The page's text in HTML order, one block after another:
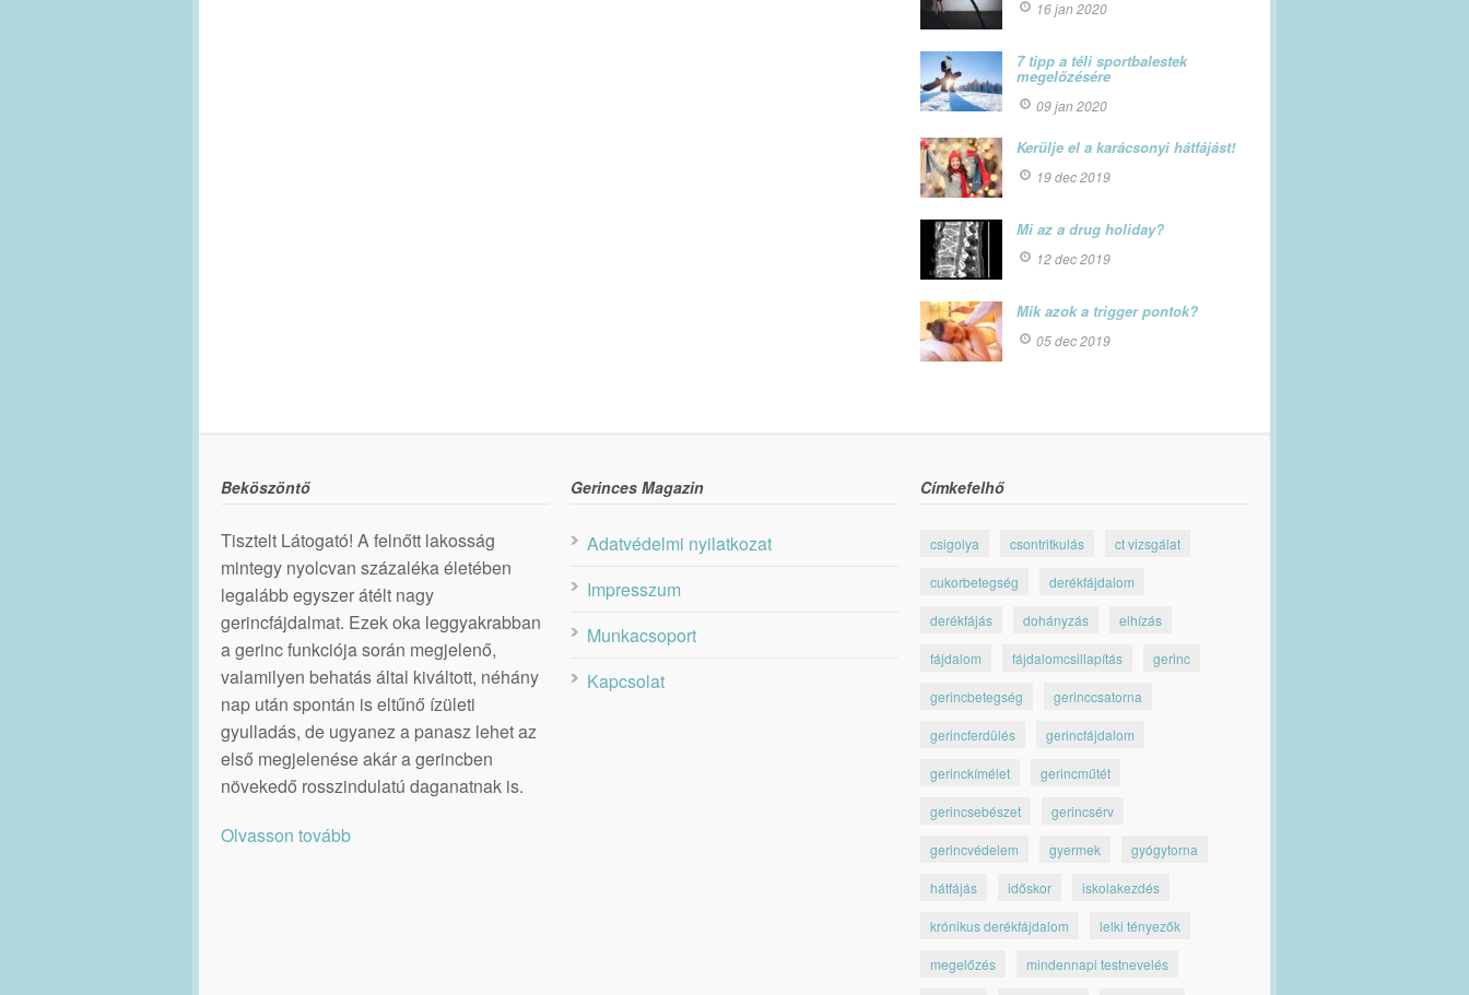
16 jan 2020
7 tipp a téli sportbalestek
megelőzésére
09 jan 2020
Kerülje el a karácsonyi hátfájást!
19 dec 2019
Mi az a drug holiday?
12 dec 2019
Mik azok a trigger pontok?
05 dec 2019
Beköszöntő
Tisztelt Látogató! A felnőtt lakosság
mintegy nyolcvan százaléka életében
legalább egyszer átélt nagy
gerincfájdalmat. Ezek oka leggyakrabban
a gerinc funkciója során megjelenő,
valamilyen behatás által kiváltott, néhány
nap után spontán is eltűnő ízületi
gyulladás, de ugyanez a panasz lehet az
első megjelenése akár a gerincben
növekedő rosszindulatú daganatnak is.
Olvasson tovább
Gerinces Magazin
Adatvédelmi nyilatkozat
Impresszum
Munkacsoport
Kapcsolat
Címkefelhő
csigolya csontritkulás ct vizsgálat
cukorbetegség derékfájdalom
derékfájás dohányzás elhízás
fájdalom fájdalomcsillapítás gerinc
gerincbetegség gerinccsatorna
gerincferdülés gerincfájdalom
gerinckímélet gerincműtét
gerincsebészet gerincsérv
gerincvédelem gyermek gyógytorna
hátfájás időskor iskolakezdés
krónikus derékfájdalom lelki tényezők
megelőzés mindennapi testnevelés